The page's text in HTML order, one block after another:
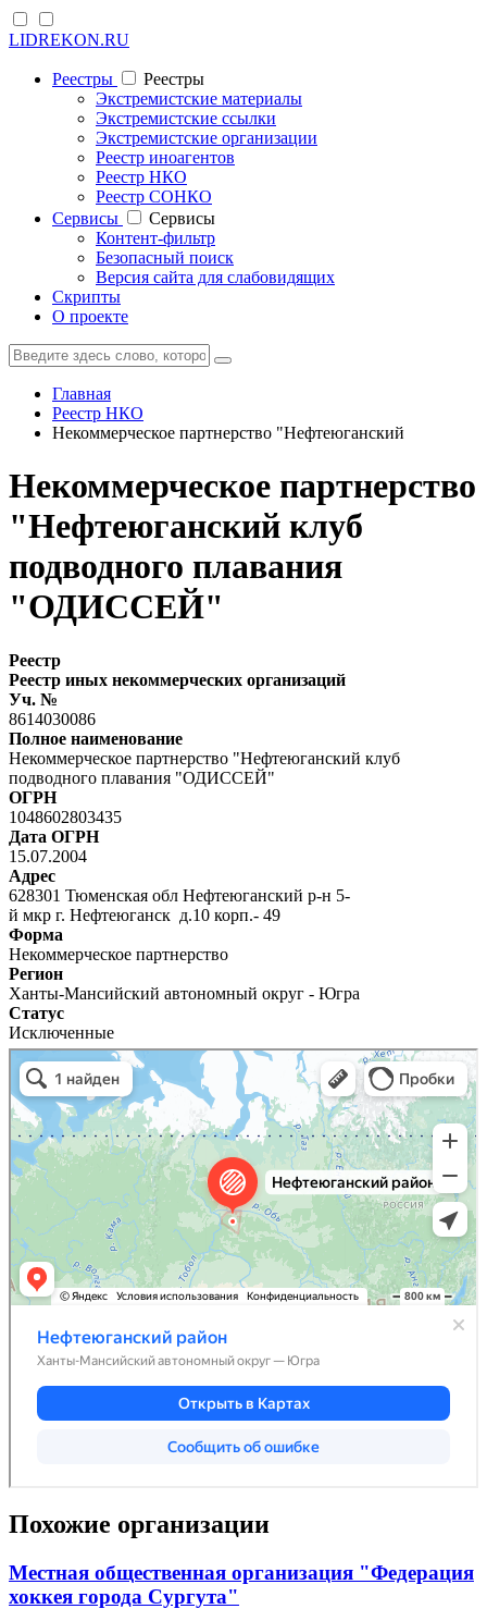
LIDREKON.RU
Реестры
Реестры
Экстремистские материалы
Экстремистские ссылки
Экстремистские организации
Реестр иноагентов
Реестр НКО
Реестр СОНКО
Cервисы
Cервисы
Контент-фильтр
Безопасный поиск
Версия сайта для слабовидящих
Скрипты
О проекте
Главная
Реестр НКО
Некоммерческое партнерство "Нефтеюганский
Некоммерческое партнерство
"Нефтеюганский клуб
подводного плавания
"ОДИССЕЙ"
Реестр
Реестр иных некоммерческих организаций
Уч. №
8614030086
Полное наименование
Некоммерческое партнерство "Нефтеюганский клуб
подводного плавания "ОДИССЕЙ"
ОГРН
1048602803435
Дата ОГРН
15.07.2004
Адрес
628301 Тюменская обл Нефтеюганский р-н 5-
й мкр г. Нефтеюганск д.10 корп.- 49
Форма
Некоммерческое партнерство
Регион
Ханты-Мансийский автономный округ - Югра
Статус
Исключенные
Похожие организации
Местная общественная организация "Федерация
хоккея города Сургута"